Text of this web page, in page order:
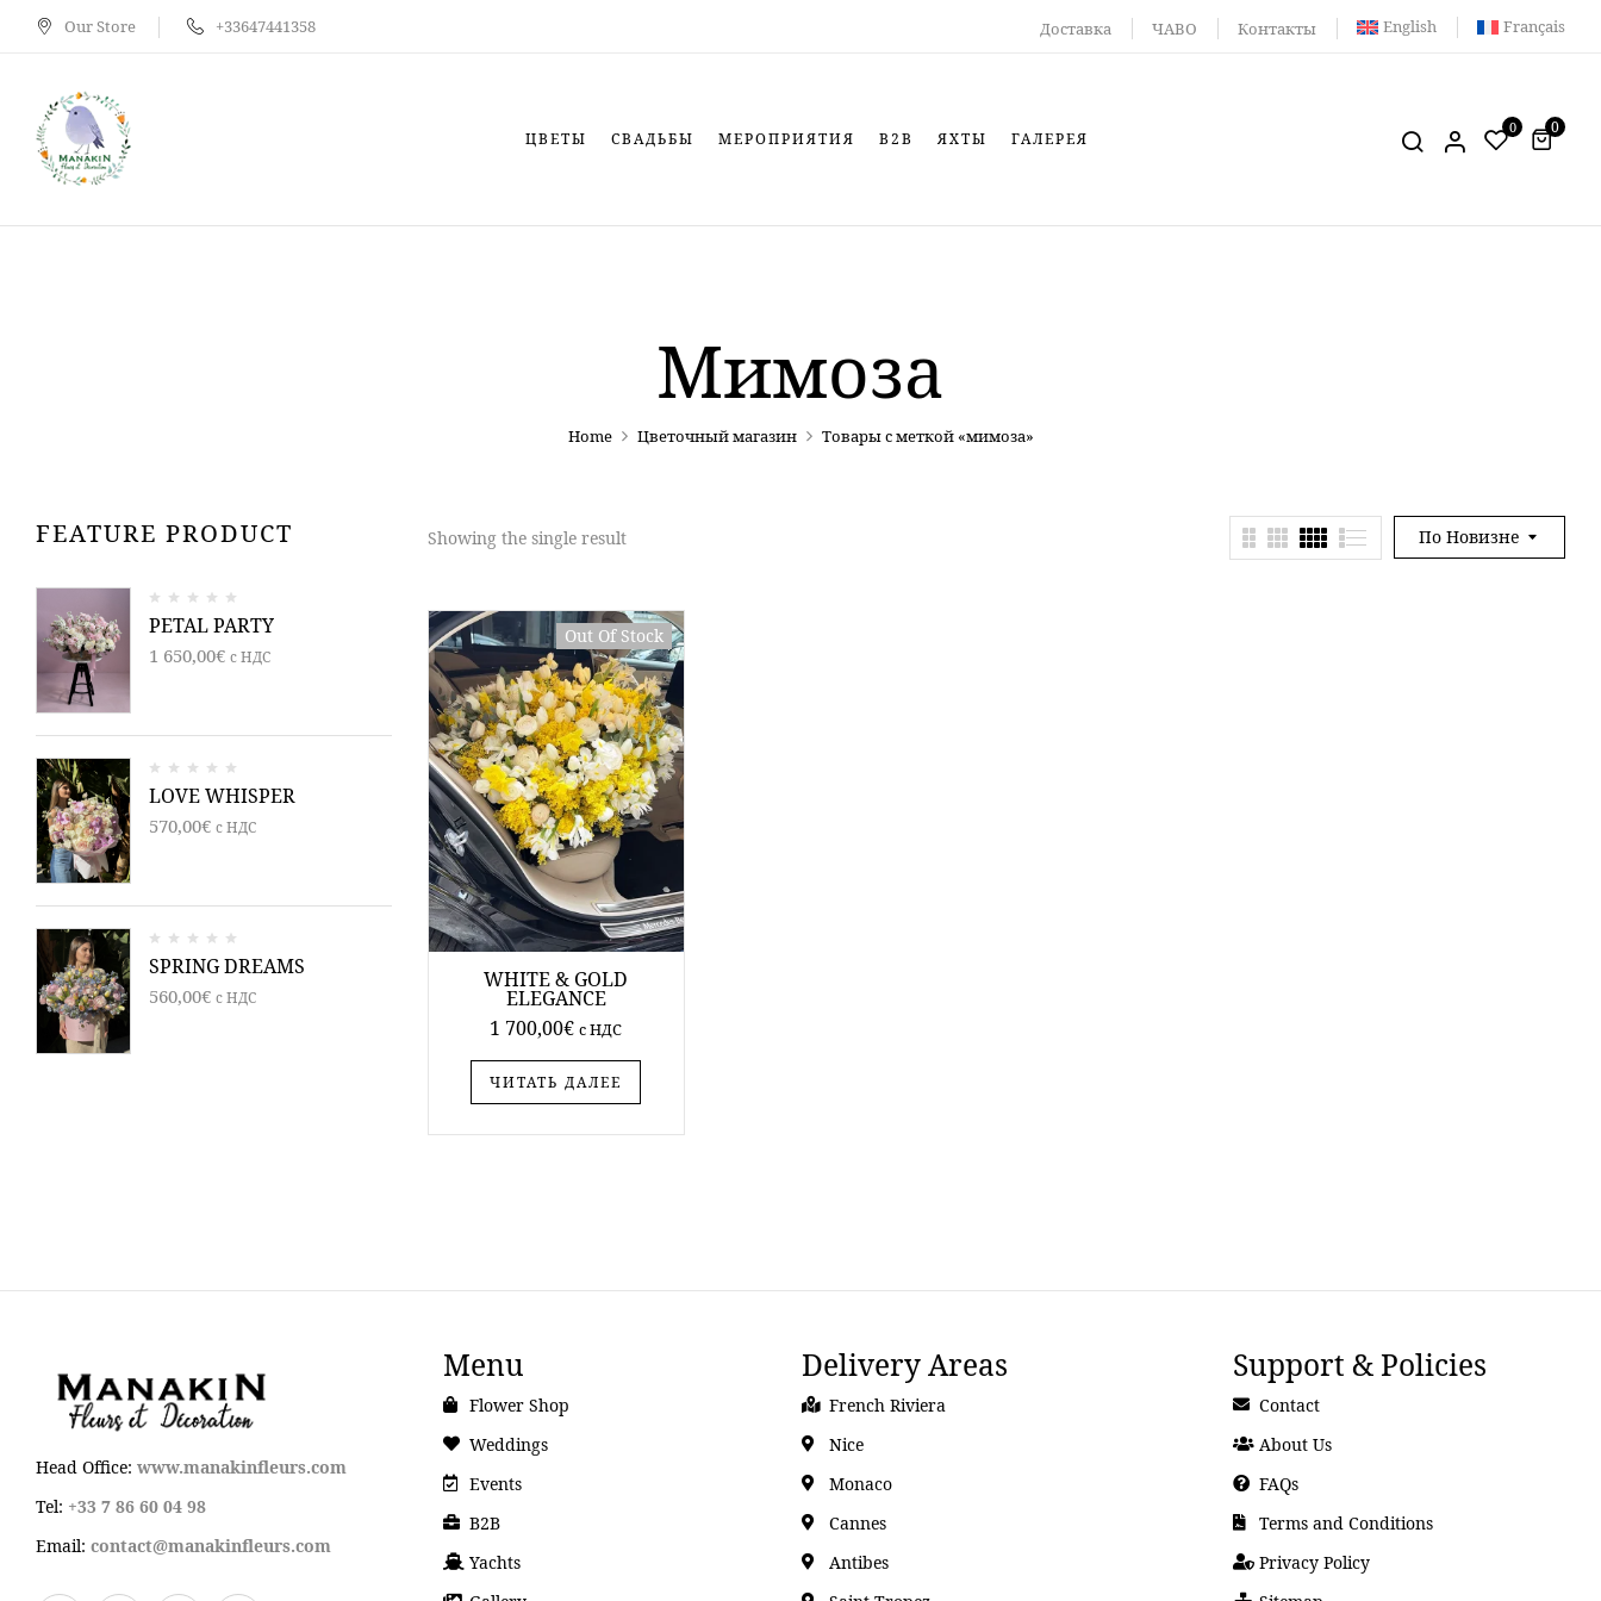
Our Store +33647441358 Доставка ЧАВО Контакты English Français
ЦВЕТЫ СВАДЬБЫ МЕРОПРИЯТИЯ B2B ЯХТЫ ГАЛЕРЕЯ
0 0
Мимоза
Home Цветочный магазин Товары с меткой «мимоза»
FEATURE PRODUCT
PETAL PARTY
1 650,00€ c НДС
LOVE WHISPER
570,00€ c НДС
SPRING DREAMS
560,00€ c НДС
По Новизне
Showing the single result
Out Of Stock
WHITE & GOLD
ELEGANCE
1 700,00€ c НДС
ЧИТАТЬ ДАЛЕЕ
Head Office: www.manakinfleurs.com
Tel: +33 7 86 60 04 98
Email: contact@manakinfleurs.com
Menu
Flower Shop
Weddings
Events
B2B
Yachts
Delivery Areas
French Riviera
Nice
Monaco
Cannes
Antibes
Support & Policies
Contact
About Us
FAQs
Terms and Conditions
Privacy Policy